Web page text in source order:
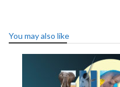
You may also like